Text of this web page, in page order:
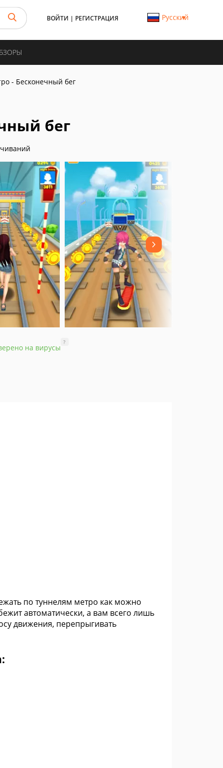
ВОЙТИ | РЕГИСТРАЦИЯ Русский
- Бесконечный бег
бег
на вирусы
?
по туннелям метро как можно
автоматически, а вам всего лишь
движения, перепрыгивать